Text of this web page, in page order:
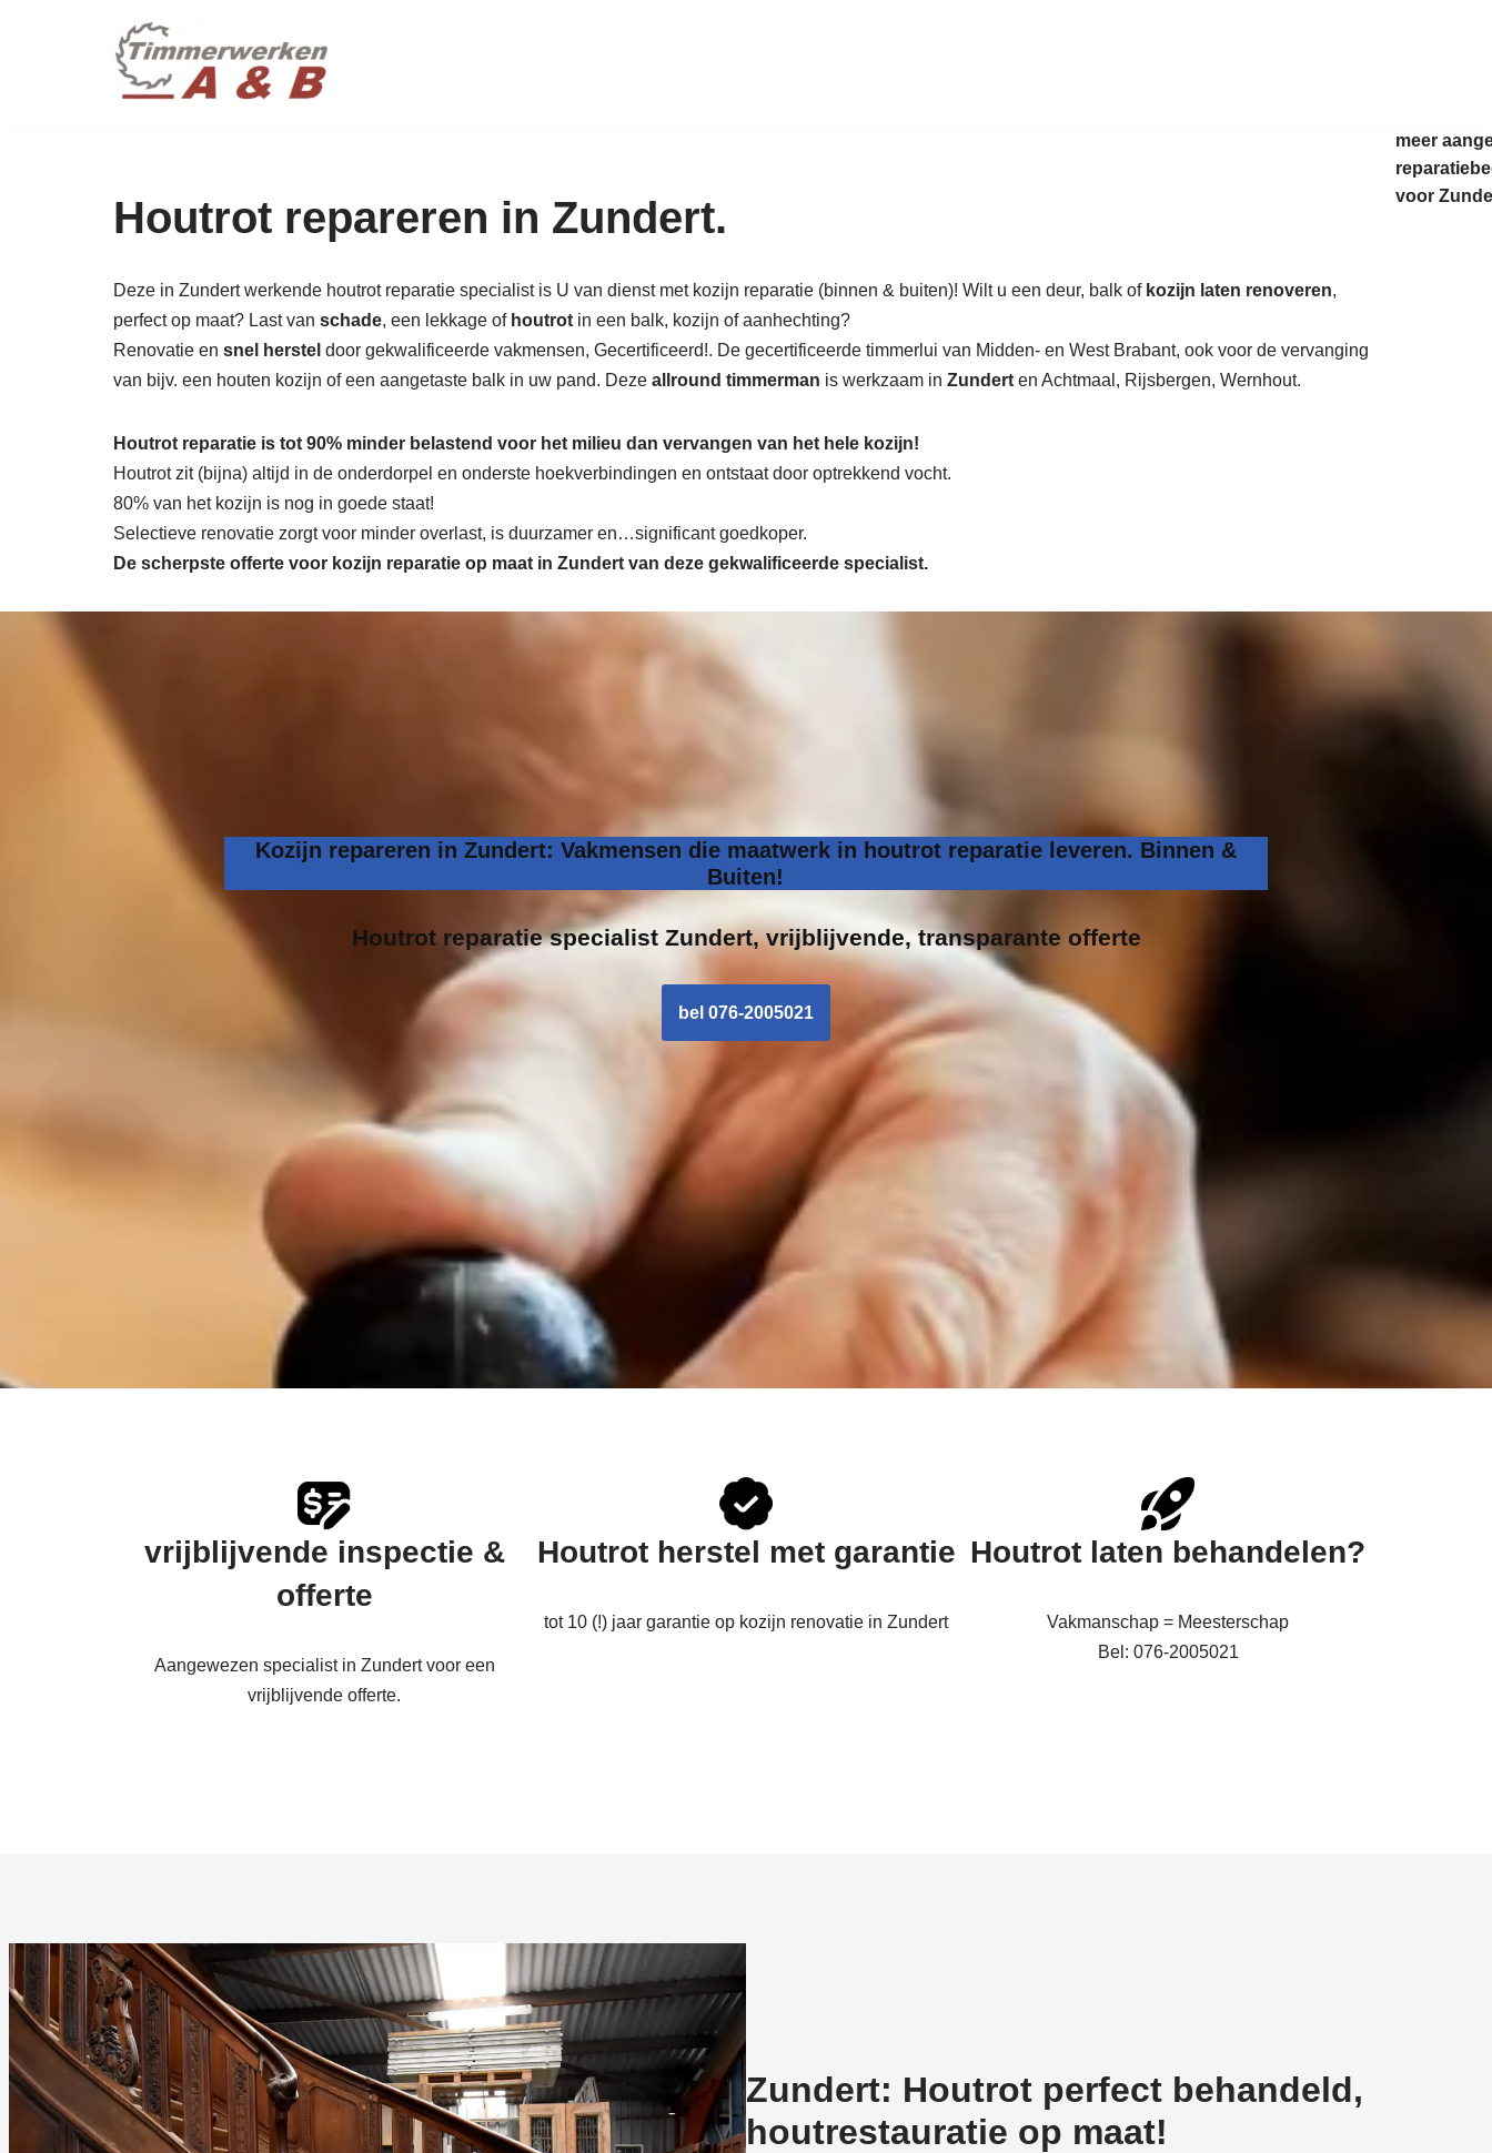
Houtrot repareren in Zundert.
Deze in Zundert werkende houtrot reparatie specialist is U van dienst met kozijn reparatie (binnen & buiten)! Wilt u een deur, balk of kozijn laten renoveren,
perfect op maat? Last van schade, een lekkage of houtrot in een balk, kozijn of aanhechting?
Renovatie en snel herstel door gekwalificeerde vakmensen, Gecertificeerd!. De gecertificeerde timmerlui van Midden- en West Brabant, ook voor de vervanging
van bijv. een houten kozijn of een aangetaste balk in uw pand. Deze allround timmerman is werkzaam in Zundert en Achtmaal, Rijsbergen, Wernhout.
Houtrot reparatie is tot 90% minder belastend voor het milieu dan vervangen van het hele kozijn!
Houtrot zit (bijna) altijd in de onderdorpel en onderste hoekverbindingen en ontstaat door optrekkend vocht.
80% van het kozijn is nog in goede staat!
Selectieve renovatie zorgt voor minder overlast, is duurzamer en…significant goedkoper.
De scherpste offerte voor kozijn reparatie op maat in Zundert van deze gekwalificeerde specialist.
Kozijn repareren in Zundert: Vakmensen die maatwerk in houtrot reparatie leveren. Binnen &
Buiten!
Houtrot reparatie specialistZundert, vrijblijvende, transparante offerte
bel 076-2005021
vrijblijvende inspectie &
offerte
Aangewezen specialist in Zundert voor een
vrijblijvende offerte.
Houtrot herstel met garantie
tot 10 (!) jaar garantie op kozijn renovatie in Zundert
Houtrot laten behandelen?
Vakmanschap = Meesterschap
Bel: 076-2005021
Zundert: Houtrot perfect behandeld,
houtrestauratie op maat!
meer
voor